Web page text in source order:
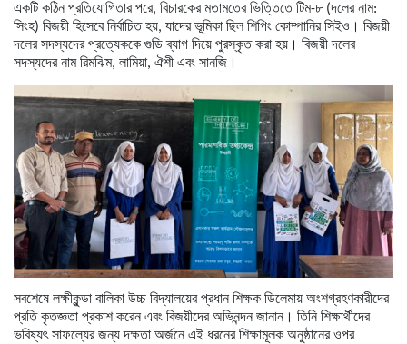
একটি কঠিন প্রতিযোগিতার পরে, বিচারকের মতামতের ভিত্তিতে টিম-৮ (দলের নাম:
সিংহ) বিজয়ী হিসেবে নির্বাচিত হয়, যাদের ভূমিকা ছিল শিপিং কোম্পানির সিইও। বিজয়ী
দলের সদস্যদের প্রত্যেককে গুডি ব্যাগ দিয়ে পুরস্কৃত করা হয়। বিজয়ী দলের
সদস্যদের নাম রিমঝিম, লামিয়া, ঐশী এবং সানজি।
সবশেষে লক্ষীকুন্ডা বালিকা উচ্চ বিদ্যালয়ের প্রধান শিক্ষক ডিলেমায় অংশগ্রহণকারীদের
প্রতি কৃতজ্ঞতা প্রকাশ করেন এবং বিজয়ীদের অভিনন্দন জানান। তিনি শিক্ষার্থীদের
ভবিষ্যৎ সাফল্যের জন্য দক্ষতা অর্জনে এই ধরনের শিক্ষামূলক অনুষ্ঠানের ওপর